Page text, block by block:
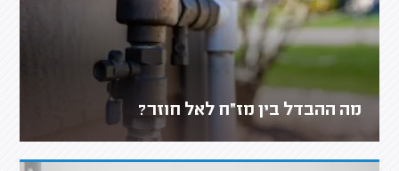
מה ההבדל בין מז״ח לאל חוזר?